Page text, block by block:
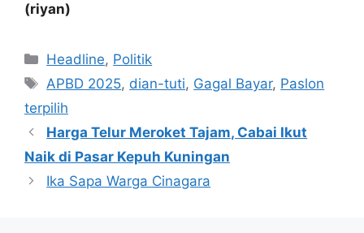
(riyan)
Kategori
Headline, Politik
Tag
APBD 2025, dian-tuti, Gagal Bayar, Paslon
terpilih
Harga Telur Meroket Tajam, Cabai Ikut
Naik di Pasar Kepuh Kuningan
Ika Sapa Warga Cinagara